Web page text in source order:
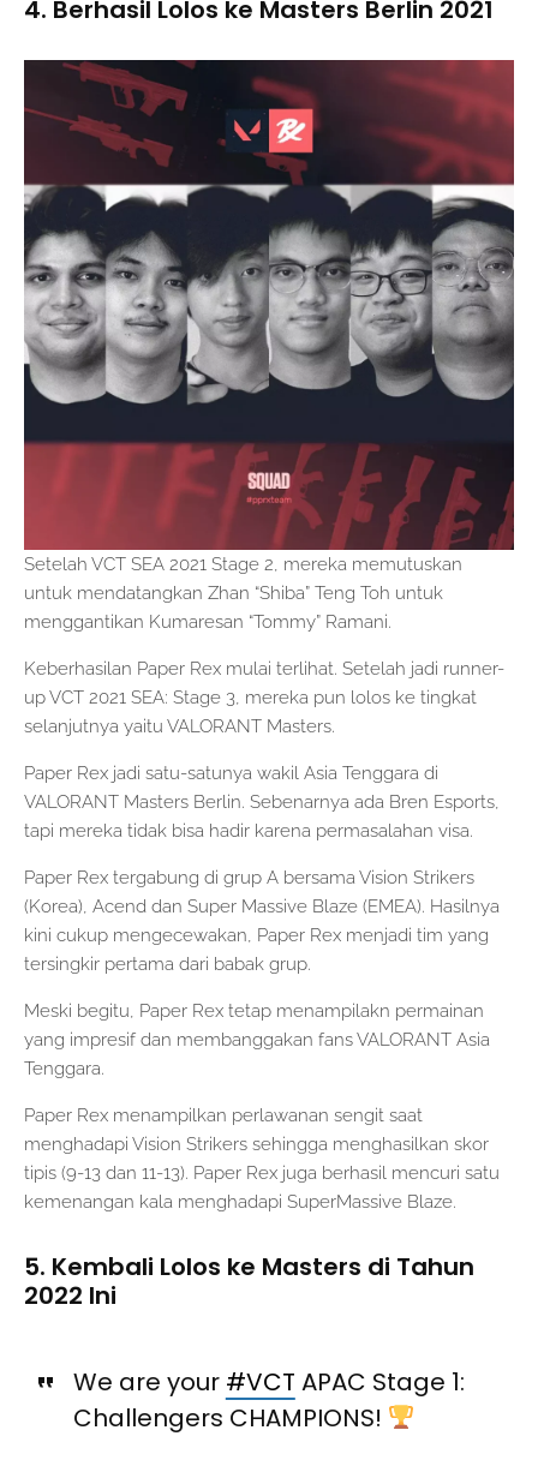
4. Berhasil Lolos ke Masters Berlin 2021
Setelah VCT SEA 2021 Stage 2, mereka memutuskan
untuk mendatangkan Zhan “Shiba” Teng Toh untuk
menggantikan Kumaresan “Tommy” Ramani.
Keberhasilan Paper Rex mulai terlihat. Setelah jadi runner-
up VCT 2021 SEA: Stage 3, mereka pun lolos ke tingkat
selanjutnya yaitu VALORANT Masters.
Paper Rex jadi satu-satunya wakil Asia Tenggara di
VALORANT Masters Berlin. Sebenarnya ada Bren Esports,
tapi mereka tidak bisa hadir karena permasalahan visa.
Paper Rex tergabung di grup A bersama Vision Strikers
(Korea), Acend dan Super Massive Blaze (EMEA). Hasilnya
kini cukup mengecewakan, Paper Rex menjadi tim yang
tersingkir pertama dari babak grup.
Meski begitu, Paper Rex tetap menampilakn permainan
yang impresif dan membanggakan fans VALORANT Asia
Tenggara.
Paper Rex menampilkan perlawanan sengit saat
menghadapi Vision Strikers sehingga menghasilkan skor
tipis (9-13 dan 11-13). Paper Rex juga berhasil mencuri satu
kemenangan kala menghadapi SuperMassive Blaze.
5. Kembali Lolos ke Masters di Tahun
2022 Ini
We are your #VCT APAC Stage 1:
Challengers CHAMPIONS!